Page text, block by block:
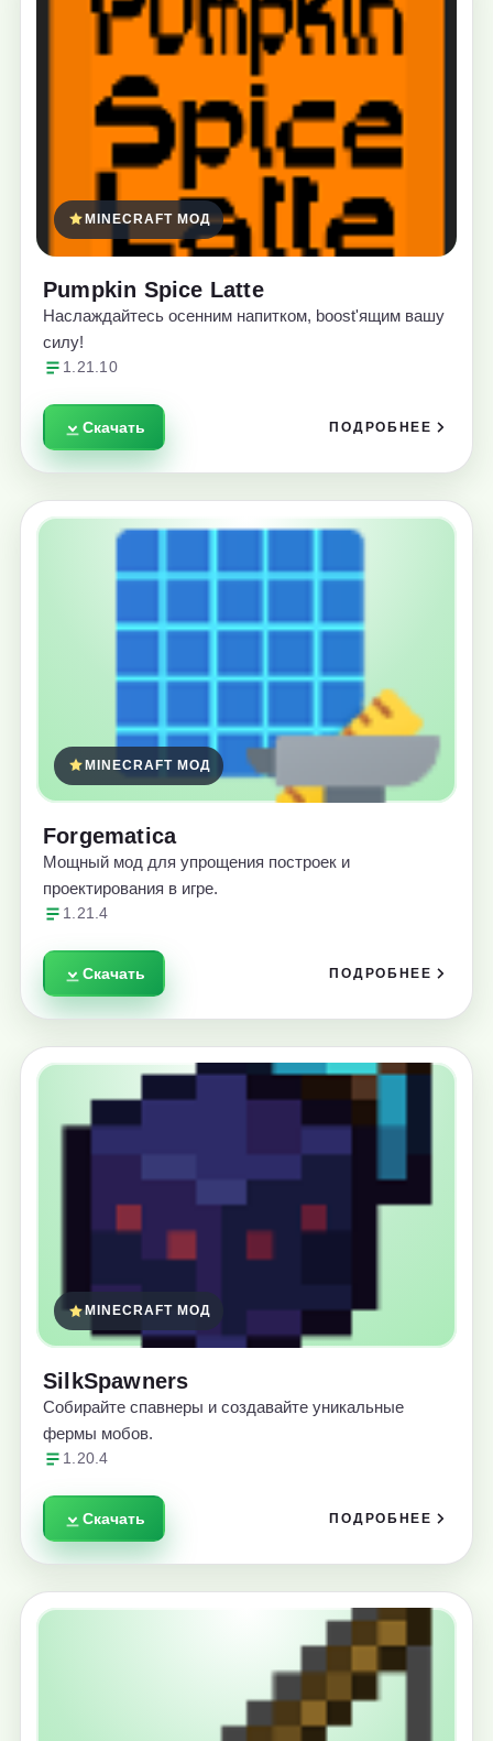
MINECRAFT МОД
Pumpkin Spice Latte
Наслаждайтесь осенним напитком, boost'ящим вашу
силу!
1.21.10
Скачать ПОДРОБНЕЕ
MINECRAFT МОД
Forgematica
Мощный мод для упрощения построек и
проектирования в игре.
1.21.4
Скачать ПОДРОБНЕЕ
MINECRAFT МОД
SilkSpawners
Собирайте спавнеры и создавайте уникальные
фермы мобов.
1.20.4
Скачать ПОДРОБНЕЕ